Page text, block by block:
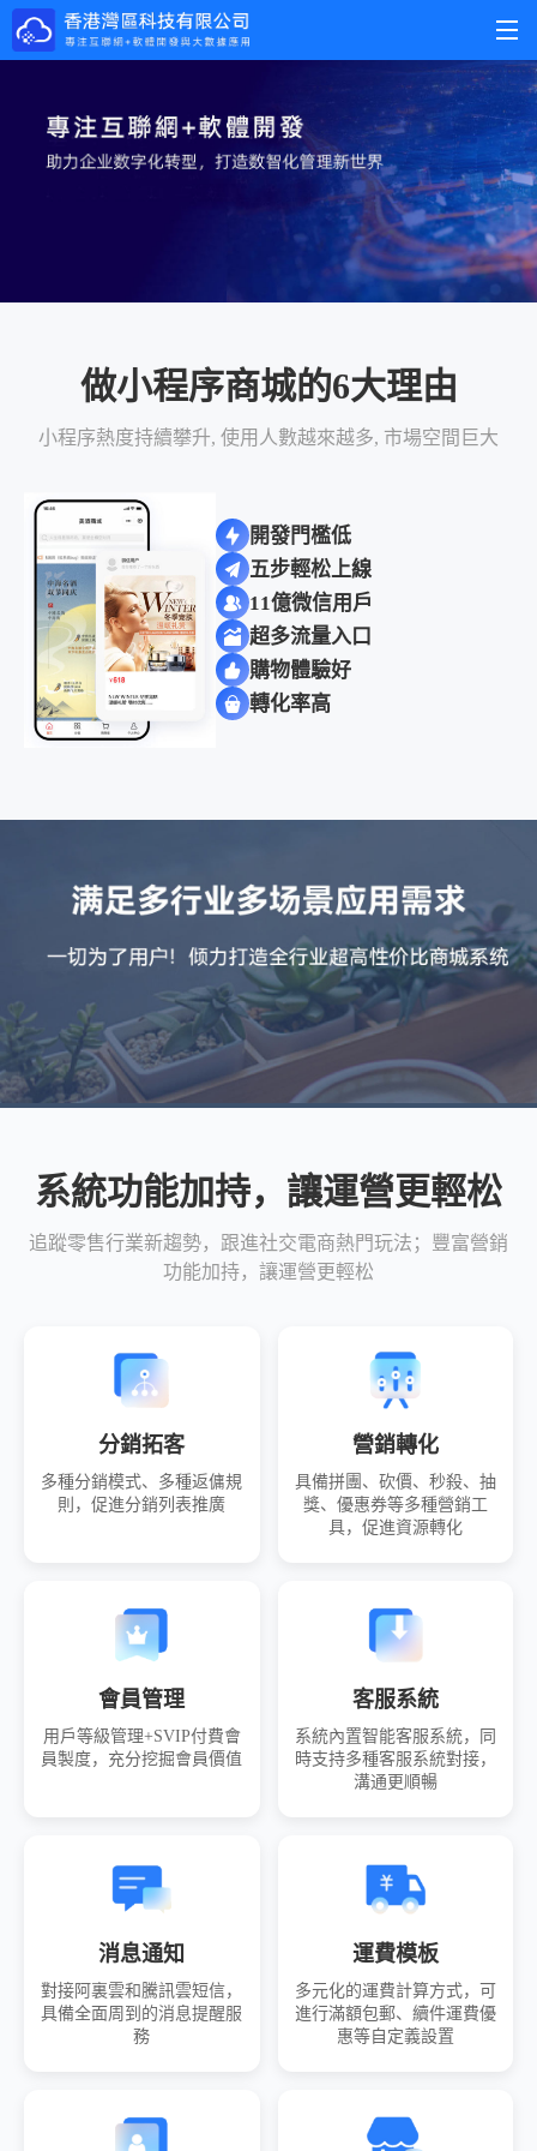
做小程序商城的6大理由
小程序熱度持續攀升, 使用人數越來越多, 市場空間巨大
開發門檻低
五步輕松上線
11億微信用戶
超多流量入口
購物體驗好
轉化率高
系統功能加持，讓運營更輕松
追蹤零售行業新趨勢，跟進社交電商熱門玩法；豐富營銷
功能加持，讓運營更輕松
分銷拓客
多種分銷模式、多種返傭規
則，促進分銷列表推廣
營銷轉化
具備拼團、砍價、秒殺、抽
獎、優惠券等多種營銷工
具，促進資源轉化
會員管理
用戶等級管理+SVIP付費會
員製度，充分挖掘會員價值
客服系統
系統內置智能客服系統，同
時支持多種客服系統對接，
溝通更順暢
消息通知
對接阿裏雲和騰訊雲短信，
具備全面周到的消息提醒服
務
運費模板
多元化的運費計算方式，可
進行滿額包郵、續件運費優
惠等自定義設置